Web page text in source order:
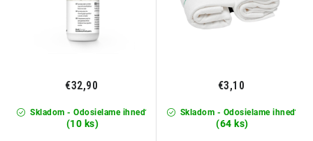
Skladom - Odosielame ihneď
(10 ks)
€32,90
Skladom - Odosielame ihneď
(64 ks)
€3,10